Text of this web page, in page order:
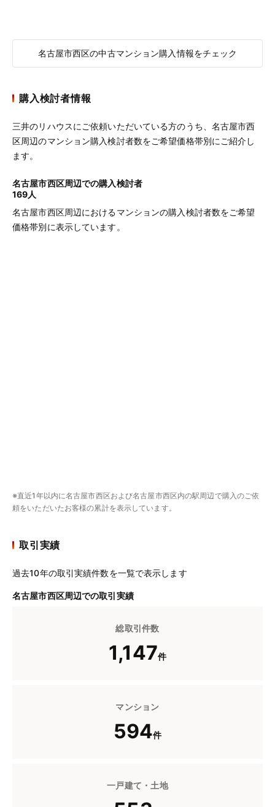
名古屋市西区の中古マンション購入情報をチェック
購入検討者情報
三井のリハウスにご依頼いただいている方のうち、名古屋市西
区周辺のマンション購入検討者数をご希望価格帯別にご紹介し
ます。
名古屋市西区周辺での購入検討者
169人
名古屋市西区周辺におけるマンションの購入検討者数をご希望
価格帯別に表示しています。
※直近1年以内に名古屋市西区および名古屋市西区内の駅周辺で購入のご依
頼をいただいたお客様の累計を表示しています。
取引実績
過去10年の取引実績件数を一覧で表示します
名古屋市西区周辺での取引実績
総取引件数
1,147件
マンション
594件
一戸建て・土地